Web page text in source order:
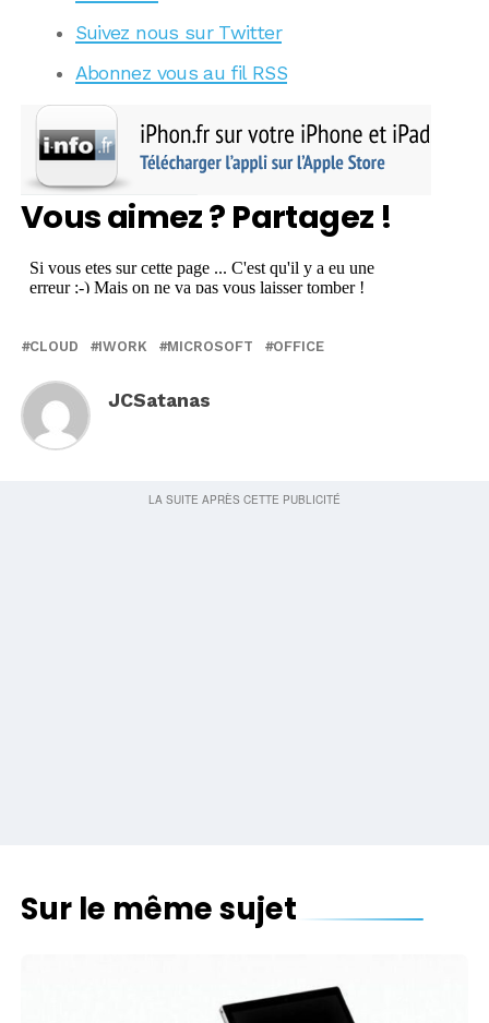
Suivez nous sur Twitter
Abonnez vous au fil RSS
Vous aimez ? Partagez !
CLOUD IWORK MICROSOFT OFFICE
JCSatanas
Sur le même sujet